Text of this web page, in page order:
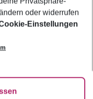
oder widerrufen
Einstellungen